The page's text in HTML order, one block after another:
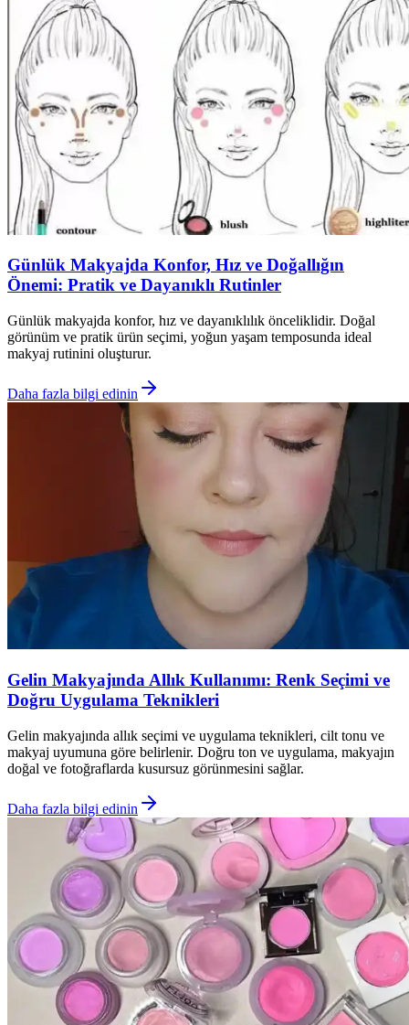
Günlük Makyajda Konfor, Hız ve Doğallığın
Önemi: Pratik ve Dayanıklı Rutinler
Günlük makyajda konfor, hız ve dayanıklılık önceliklidir. Doğal
görünüm ve pratik ürün seçimi, yoğun yaşam temposunda ideal
makyaj rutinini oluşturur.
Daha fazla bilgi edinin
Gelin Makyajında Allık Kullanımı: Renk Seçimi ve
Doğru Uygulama Teknikleri
Gelin makyajında allık seçimi ve uygulama teknikleri, cilt tonu ve
makyaj uyumuna göre belirlenir. Doğru ton ve uygulama, makyajın
doğal ve fotoğraflarda kusursuz görünmesini sağlar.
Daha fazla bilgi edinin